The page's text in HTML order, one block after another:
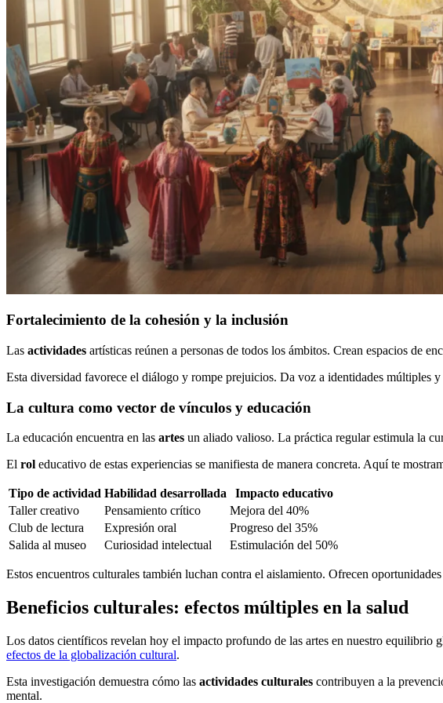
Fortalecimiento de la cohesión y la inclusión
Las actividades artísticas reúnen a personas de todos los ámbitos. Crean espacios de
Esta diversidad favorece el diálogo y rompe prejuicios. Da voz a identidades múltiples
La cultura como vector de vínculos y educación
La educación encuentra en las artes un aliado valioso. La práctica regular estimula la
El rol educativo de estas experiencias se manifiesta de manera concreta. Aquí te
Tipo de actividad Habilidad desarrollada
Impacto educativo
Taller creativo
Pensamiento crítico
Mejora del 40%
Club de lectura
Expresión oral
Progreso del 35%
Salida al museo
Curiosidad intelectual Estimulación del 50%
Estos encuentros culturales también luchan contra el aislamiento. Ofrecen
Beneficios culturales: efectos múltiples en la salud
Los datos científicos revelan hoy el impacto profundo de las artes en nuestro
efectos de la globalización cultural.
Esta investigación demuestra cómo las actividades culturales contribuyen a la
mental.